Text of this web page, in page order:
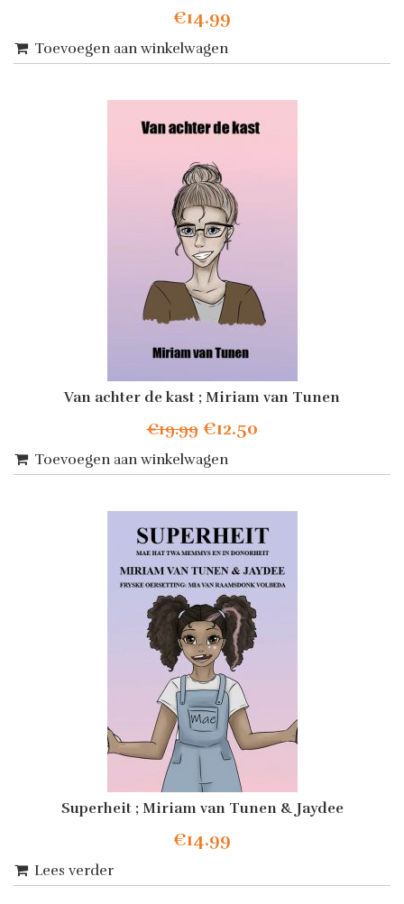
€14.99
Toevoegen aan winkelwagen
Van achter de kast ; Miriam van Tunen
€19.99 Oorspronkelijke
prijs
€12.50Huidige
Toevoegen aan winkelwagen
Superheit ; Miriam van Tunen & Jaydee
€14.99
Lees verder